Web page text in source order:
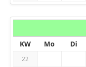
KW
Mo Di
22